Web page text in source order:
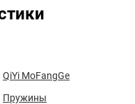
QiYi MoFangGe
Пружины